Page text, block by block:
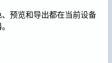
预览和导出都在当前设备